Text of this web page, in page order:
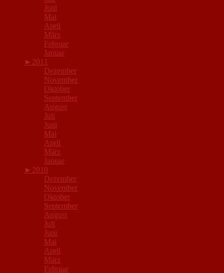
Juni
Mai
April
März
Februar
Januar
► 2011
Dezember
November
Oktober
September
August
Juli
Juni
Mai
April
März
Januar
► 2010
Dezember
November
Oktober
September
August
Juli
Juni
Mai
April
März
Februar